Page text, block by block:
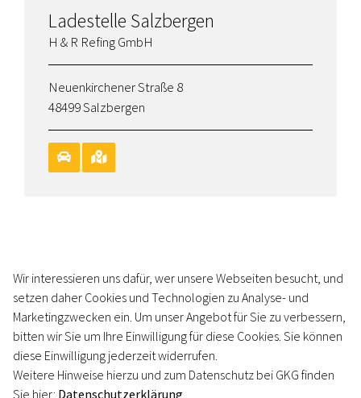
Ladestelle Salzbergen
H & R Refing GmbH
Neuenkirchener Straße 8
48499 Salzbergen
©GKG
Impressum
Datenschutz
Kontakt
AGB
Wir interessieren uns dafür, wer unsere Webseiten besucht, und
setzen daher Cookies und Technologien zu Analyse- und
Marketingzwecken ein. Um unser Angebot für Sie zu verbessern,
bitten wir Sie um Ihre Einwilligung für diese Cookies. Sie können
diese Einwilligung jederzeit widerrufen.
Weitere Hinweise hierzu und zum Datenschutz bei GKG finden
Sie hier: Datenschutzerklärung